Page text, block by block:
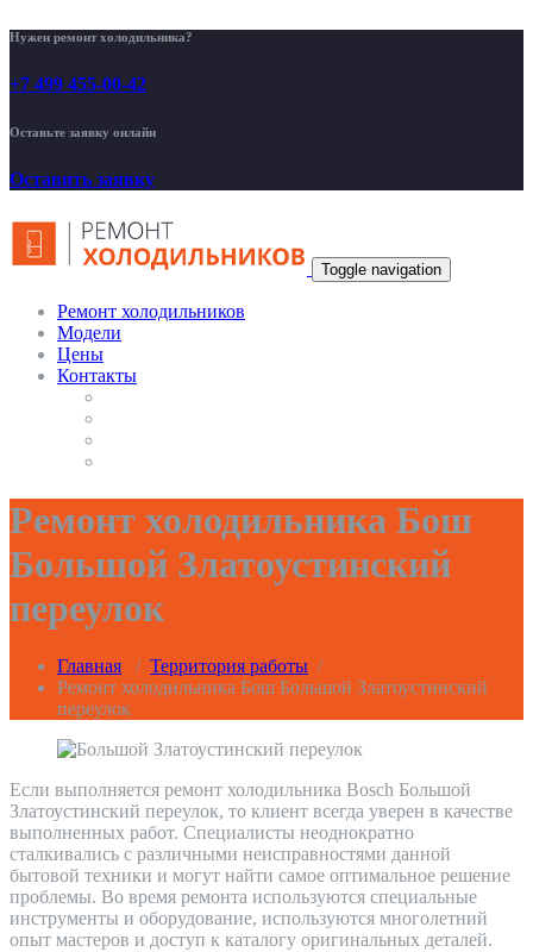
Нужен ремонт холодильника?
+7 499 455-00-42
Оставьте заявку онлайн
Оставить заявку
Toggle navigation
Ремонт холодильников
Модели
Цены
Контакты
Ремонт холодильника Бош
Большой Златоустинский
переулок
Главная / Территория работы /
Ремонт холодильника Бош Большой Златоустинский
переулок
Если выполняется ремонт холодильника Bosch Большой
Златоустинский переулок, то клиент всегда уверен в качестве
выполненных работ. Специалисты неоднократно
сталкивались с различными неисправностями данной
бытовой техники и могут найти самое оптимальное решение
проблемы. Во время ремонта используются специальные
инструменты и оборудование, используются многолетний
опыт мастеров и доступ к каталогу оригинальных деталей.